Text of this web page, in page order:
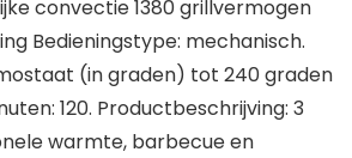
convectie 1380 grillvermogen
Bedieningstype: mechanisch.
(in graden) tot 240 graden
120. Productbeschrijving: 3
warmte, barbecue en